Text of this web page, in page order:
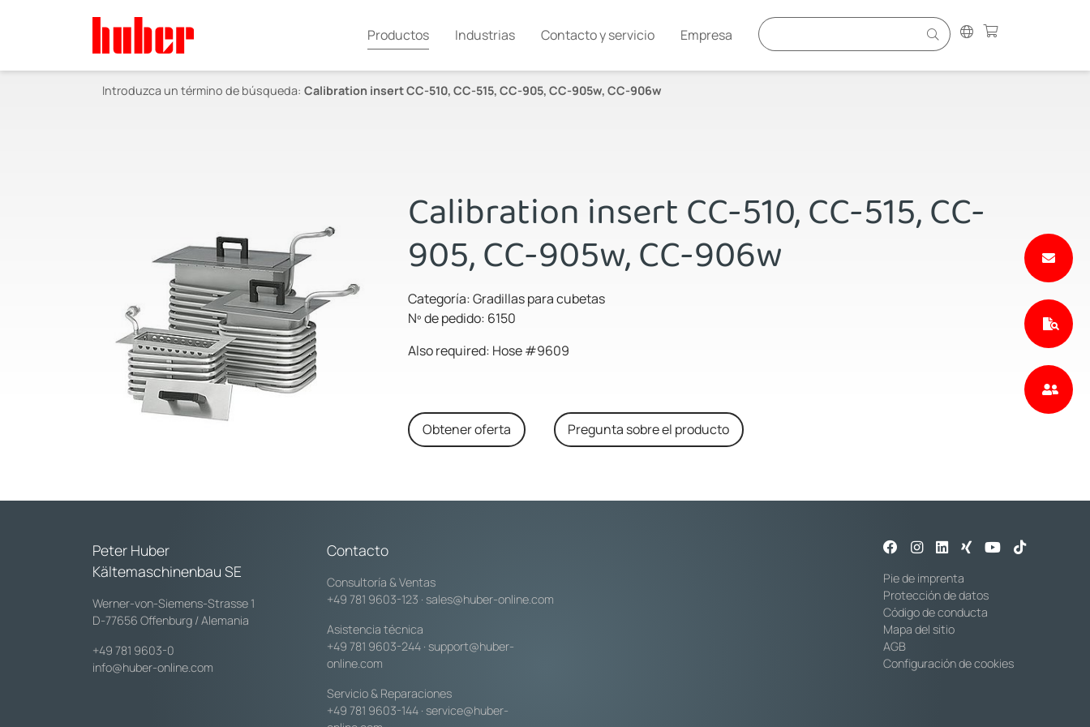
Productos Industrias Contacto y servicio Empresa
Introduzca un término de búsqueda: Calibration insert CC-510, CC-515, CC-905, CC-905w, CC-906w
Calibration insert CC-510, CC-515, CC-
905, CC-905w, CC-906w
Categoría: Gradillas para cubetas
Nº de pedido: 6150
Also required: Hose #9609
Obtener oferta Pregunta sobre el producto
Peter Huber
Kältemaschinenbau SE
Werner-von-Siemens-Strasse 1
D-77656 Offenburg / Alemania
+49 781 9603-0
info@huber-online.com
Contacto
Consultoría & Ventas
+49 781 9603-123 · sales@huber-online.com
Asistencia técnica
+49 781 9603-244 · support@huber-
online.com
Servicio & Reparaciones
+49 781 9603-144 · service@huber-
Pie de imprenta
Protección de datos
Código de conducta
Mapa del sitio
AGB
Configuración de cookies